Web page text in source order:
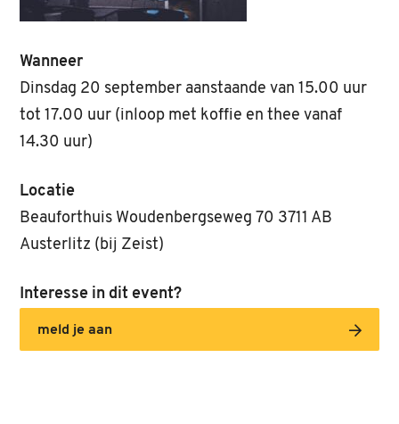
Wanneer
Dinsdag 20 september aanstaande van 15.00 uur
tot 17.00 uur (inloop met koffie en thee vanaf
14.30 uur)
Locatie
Beauforthuis Woudenbergseweg 70 3711 AB
Austerlitz (bij Zeist)
Interesse in dit event?
meld je aan